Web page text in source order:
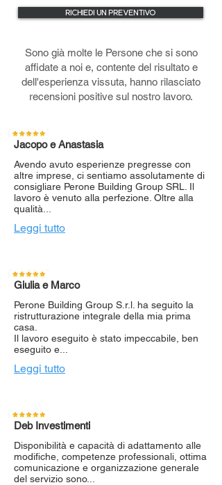
RICHIEDI UN PREVENTIVO
Sono già molte le Persone che si sono
affidate a noi e, contente del risultato e
dell'esperienza vissuta, hanno rilasciato
recensioni positive sul nostro lavoro.
Jacopo e Anastasia
Avendo avuto esperienze pregresse con
altre imprese, ci sentiamo assolutamente di
consigliare Perone Building Group SRL. Il
lavoro è venuto alla perfezione. Oltre alla
qualità...
Leggi tutto
Giulia e Marco
Perone Building Group S.r.l. ha seguito la
ristrutturazione integrale della mia prima
casa.
Il lavoro eseguito è stato impeccabile, ben
eseguito e...
Leggi tutto
Deb Investimenti
Disponibilità e capacità di adattamento alle
modifiche, competenze professionali, ottima
comunicazione e organizzazione generale
del servizio sono...